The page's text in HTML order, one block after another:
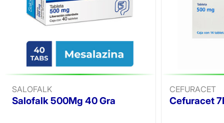
SALOFALK
Salofalk 500Mg 40 Gra
CEFURACET
Cefuracet